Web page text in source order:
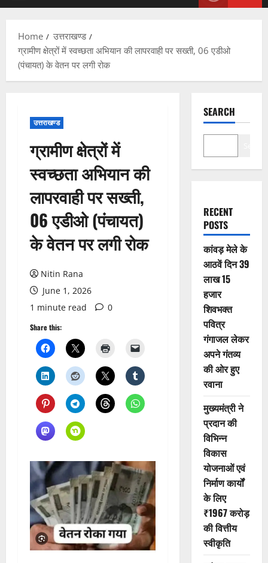
Home
उत्तराखण्ड
ग्रामीण क्षेत्रों में स्वच्छता अभियान की लापरवाही पर सख्ती, 06 एडीओ
(पंचायत) के वेतन पर लगी रोक
उत्तराखण्ड
ग्रामीण क्षेत्रों में
स्वच्छता अभियान की
लापरवाही पर सख्ती,
06 एडीओ (पंचायत)
के वेतन पर लगी रोक
Nitin Rana
June 1, 2026
1 minute read
0
Share this:
SEARCH
RECENT
POSTS
कांवड़ मेले के
आठवें दिन 39
लाख 15
हजार
शिवभक्त
पवित्र
गंगाजल लेकर
अपने गंतव्य
की ओर हुए
रवाना
मुख्यमंत्री ने
प्रदान की
विभिन्न
विकास
योजनाओं एवं
निर्माण कार्यों
के लिए
₹1967 करोड़
की वित्तीय
स्वीकृति